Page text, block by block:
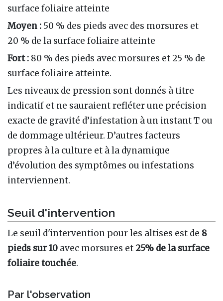
surface foliaire atteinte
Moyen : 50 % des pieds avec des morsures et
20 % de la surface foliaire atteinte
Fort : 80 % des pieds avec morsures et 25 % de
surface foliaire atteinte.
Les niveaux de pression sont donnés à titre
indicatif et ne sauraient refléter une précision
exacte de gravité d’infestation à un instant T ou
de dommage ultérieur. D’autres facteurs
propres à la culture et à la dynamique
d’évolution des symptômes ou infestations
interviennent.
Seuil d'intervention
Le seuil d'intervention pour les altises est de 8
pieds sur 10 avec morsures et 25% de la surface
foliaire touchée.
Par l'observation